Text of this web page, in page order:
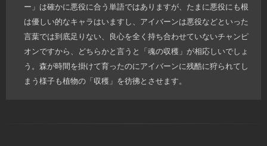
ー」は確かに悪役に合う単語ではありますが、たまに悪役にも根
は優しい的なキャラはいますし、アイバーンは悪役などといった
言葉では到底足りない、良心を全く持ち合わせていないチャンピ
オンですから、どちらかと言うと「魂の収穫」が相応しいでしょ
う。森が時間を掛けて育ったのにアイバーンに残酷に狩られてし
まう様子も植物の「収穫」を彷彿とさせます。